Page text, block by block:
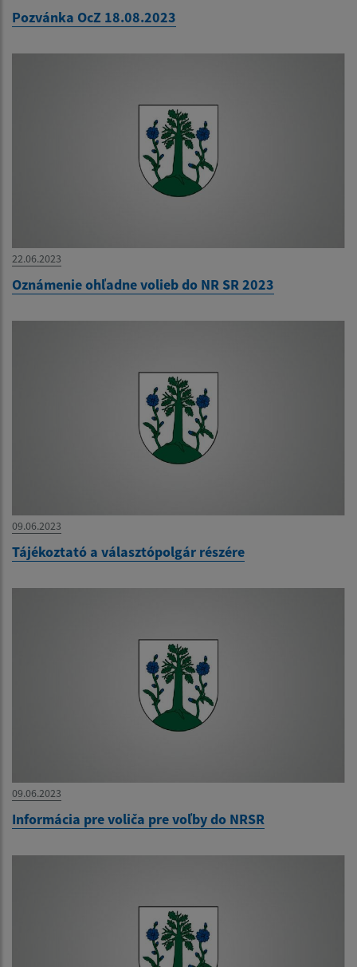
Pozvánka OcZ 18.08.2023
22.06.2023
Oznámenie ohľadne volieb do NR SR 2023
09.06.2023
Tájékoztató a választópolgár részére
09.06.2023
Informácia pre voliča pre voľby do NRSR